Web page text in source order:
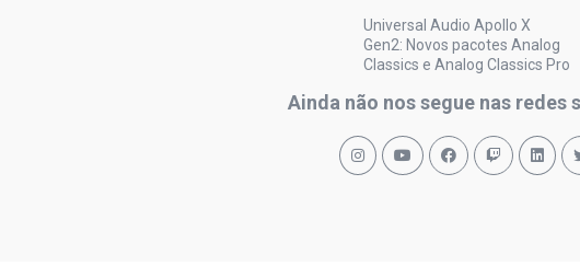
Universal Audio Apollo X
Gen2: Novos pacotes Analog
Classics e Analog Classics Pro
Ainda não nos segue nas redes